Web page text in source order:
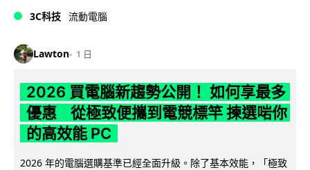
3C科技 流動電腦
Lawton 1 日
2026 買電腦新趨勢公開！ 如何享最多
優惠 從極致便攜到電競標竿 揀選啱你
的高效能 PC
2026 年的電腦選購基準已經全面升級。除了基本效能，「極致